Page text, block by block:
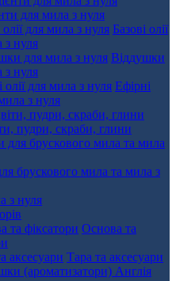
для мила з нуля
Базові олії
з нуля
Віддушки
з нуля
Ефірні
з нуля
пудри, скраби, глини
брускового мила та мила з
Основа та
Тара та аксесуари